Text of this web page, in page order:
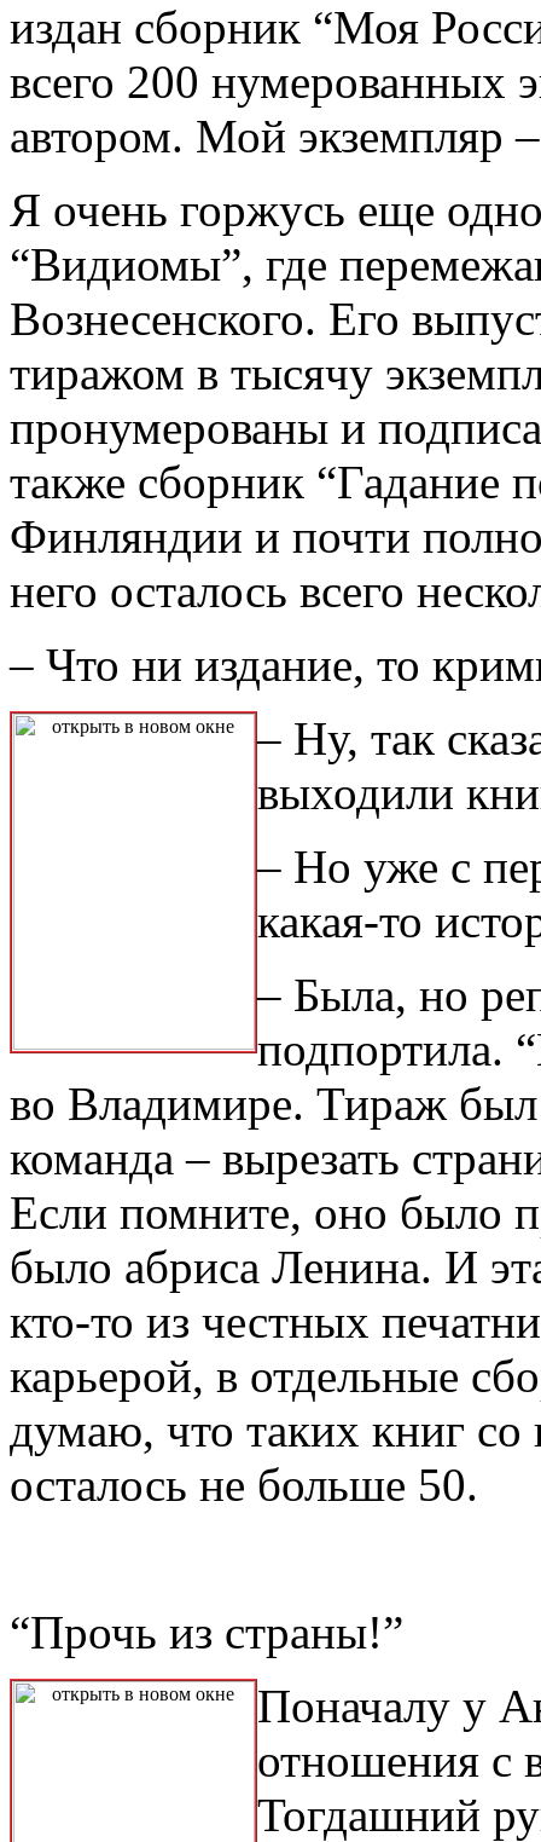
издан сборник “Моя
всего 200 нумерованных
автором. Мой экземпляр
Я очень горжусь еще
“Видиомы”, где
Вознесенского. Его
тиражом в тысячу
пронумерованы и
также сборник “Гадание
Финляндии и почти
него осталось всего
– Что ни издание, то
– Ну, так
выходили
– Но уже с
какая-то
– Была, но
подпортила.
во Владимире. Тираж был
команда – вырезать
Если помните, оно было
было абриса Ленина. И
кто-то из честных
карьерой, в отдельные
думаю, что таких книг со
осталось не больше 50.
“Прочь из страны!”
Поначалу у
отношения с
Тогдашний